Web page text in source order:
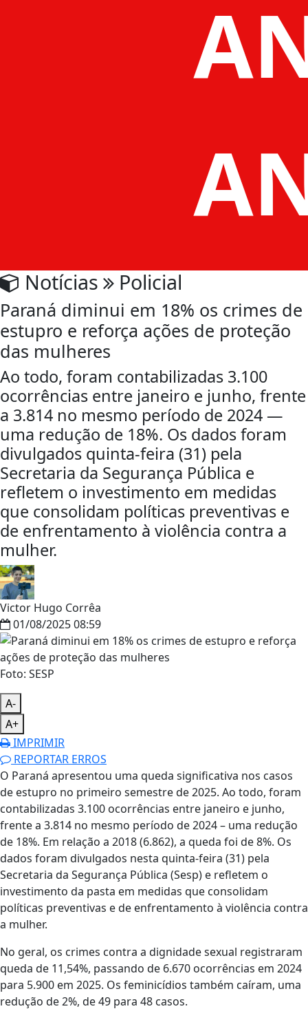
Notícias Policial
Paraná diminui em 18% os crimes de
estupro e reforça ações de proteção
das mulheres
Ao todo, foram contabilizadas 3.100
ocorrências entre janeiro e junho, frente
a 3.814 no mesmo período de 2024 —
uma redução de 18%. Os dados foram
divulgados quinta-feira (31) pela
Secretaria da Segurança Pública e
refletem o investimento em medidas
que consolidam políticas preventivas e
de enfrentamento à violência contra a
mulher.
Victor Hugo Corrêa
01/08/2025 08:59
Foto: SESP
A-
A+
IMPRIMIR
REPORTAR ERROS
O Paraná apresentou uma queda significativa nos casos
de estupro no primeiro semestre de 2025. Ao todo, foram
contabilizadas 3.100 ocorrências entre janeiro e junho,
frente a 3.814 no mesmo período de 2024 – uma redução
de 18%. Em relação a 2018 (6.862), a queda foi de 8%. Os
dados foram divulgados nesta quinta-feira (31) pela
Secretaria da Segurança Pública (Sesp) e refletem o
investimento da pasta em medidas que consolidam
políticas preventivas e de enfrentamento à violência contra
a mulher.
No geral, os crimes contra a dignidade sexual registraram
queda de 11,54%, passando de 6.670 ocorrências em 2024
para 5.900 em 2025. Os feminicídios também caíram, uma
redução de 2%, de 49 para 48 casos.